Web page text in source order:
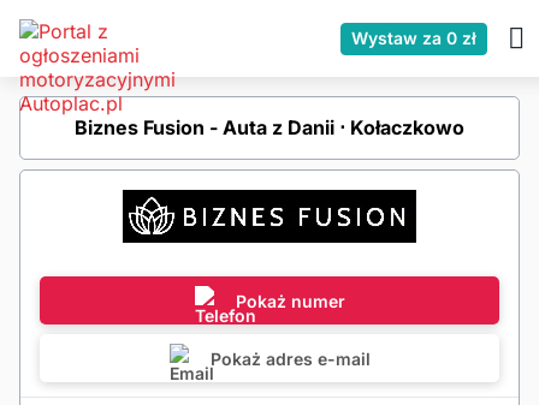
Wystaw za 0 zł
Biznes Fusion - Auta z Danii ⋅ Kołaczkowo
Pokaż numer
Pokaż adres e-mail